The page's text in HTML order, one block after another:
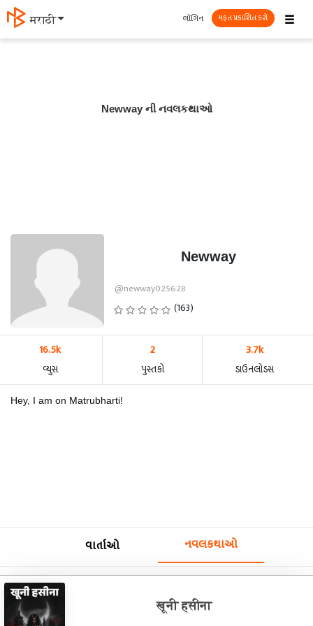
मराठी ☰
લૉગિન મફત પ્રકાશિત કરો
Newway ની નવલકથાઓ
Newway
@newway025628
(163)
16.5k
વ્યુસ
2
પુસ્તકો
3.7k
ડાઉનલોડસ
Hey, I am on Matrubharti!
વાર્તાઓ નવલકથાઓ
खूनी हसीना